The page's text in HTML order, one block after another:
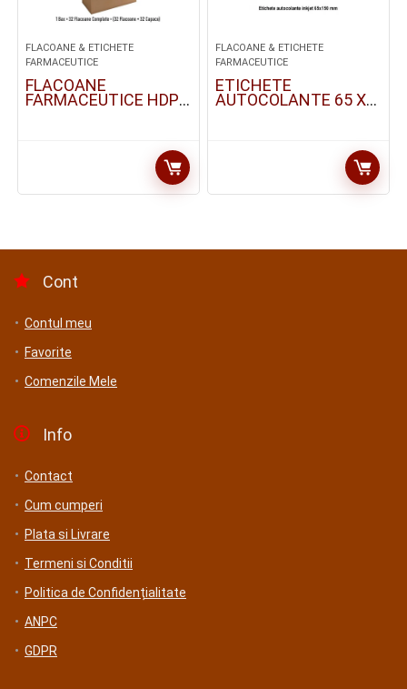
FLACOANE & ETICHETE
FARMACEUTICE
FLACOANE
FARMACEUTICE HDPE
FLACOANE & ETICHETE
FARMACEUTICE
ETICHETE
AUTOCOLANTE 65 X
Cont
Contul meu
Favorite
Comenzile Mele
Info
Contact
Cum cumperi
Plata si Livrare
Termeni si Conditii
Politica de Confidențialitate
ANPC
GDPR